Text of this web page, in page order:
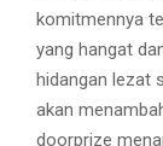
komitmennya
yang hangat
hidangan lezat
akan
doorprize